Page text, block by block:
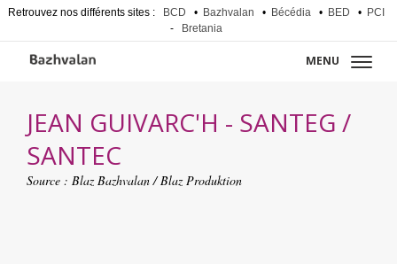
Retrouvez nos différents sites : BCD • Bazhvalan • Bécédia • BED •
PCI
-
Bretania
MENU
JEAN GUIVARC'H - SANTEG /
SANTEC
Source : Blaz Bazhvalan / Blaz Produktion